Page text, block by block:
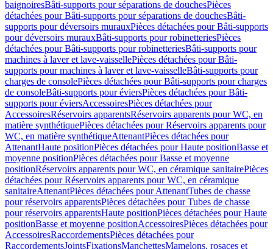
baignoiresBâti-supports pour séparations de douchesPièces
détachées pour Bâti-supports pour séparations de douchesBâti-
supports pour déversoirs murauxPièces détachées pour Bâti-supports
pour déversoirs murauxBâti-supports pour robinetteriesPièces
détachées pour Bâti-supports pour robinetteriesBâti-supports pour
machines à laver et lave-vaissellePièces détachées pour Bâti-
supports pour machines à laver et lave-vaisselleBâti-supports pour
charges de consolePièces détachées pour Bâti-supports pour charges
de consoleBâti-supports pour éviersPièces détachées pour Bâti-
supports pour éviersAccessoiresPièces détachées pour
AccessoiresRéservoirs apparentsRéservoirs apparents pour WC, en
matière synthétiquePièces détachées pour Réservoirs apparents pour
WC, en matière synthétiqueAttenantPièces détachées pour
AttenantHaute positionPièces détachées pour Haute positionBasse et
moyenne positionPièces détachées pour Basse et moyenne
positionRéservoirs apparents pour WC, en céramique sanitairePièces
détachées pour Réservoirs apparents pour WC, en céramique
sanitaireAttenantPièces détachées pour AttenantTubes de chasse
pour réservoirs apparentsPièces détachées pour Tubes de chasse
pour réservoirs apparentsHaute positionPièces détachées pour Haute
positionBasse et moyenne positionAccessoiresPièces détachées pour
AccessoiresRaccordementsPièces détachées pour
RaccordementsJointsFixationsManchettesMamelons, rosaces et